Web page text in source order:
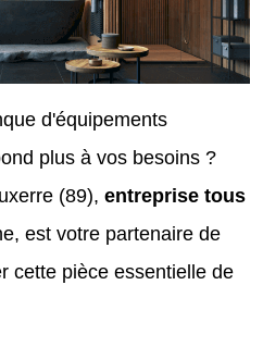
d'équipements
plus à vos besoins ?
(89), entreprise tous
est votre partenaire de
cette pièce essentielle de